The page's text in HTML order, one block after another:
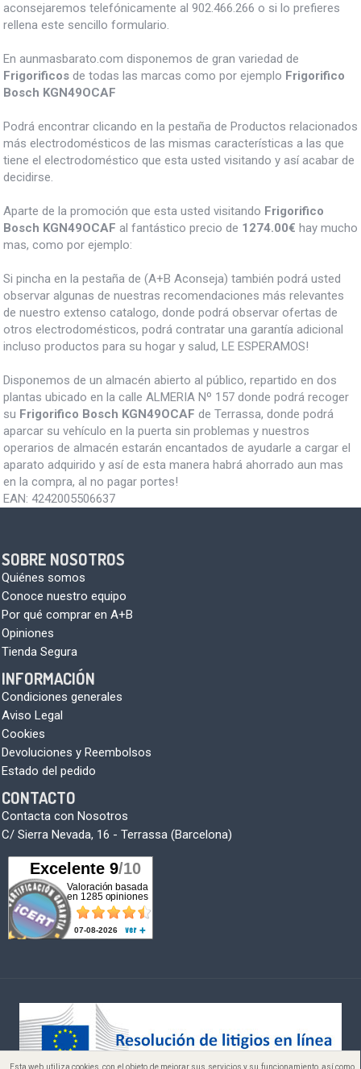
aconsejaremos telefónicamente al 902.466.266 o si lo prefieres
rellena este sencillo formulario.
En aunmasbarato.com disponemos de gran variedad de
Frigorificos de todas las marcas como por ejemplo Frigorifico
Bosch KGN49OCAF
Podrá encontrar clicando en la pestaña de Productos relacionados
más electrodomésticos de las mismas características a las que
tiene el electrodoméstico que esta usted visitando y así acabar de
decidirse.
Aparte de la promoción que esta usted visitando Frigorifico
Bosch KGN49OCAF al fantástico precio de 1274.00€ hay mucho
mas, como por ejemplo:
Si pincha en la pestaña de (A+B Aconseja) también podrá usted
observar algunas de nuestras recomendaciones más relevantes
de nuestro extenso catalogo, donde podrá observar ofertas de
otros electrodomésticos, podrá contratar una garantía adicional
incluso productos para su hogar y salud, LE ESPERAMOS!
Disponemos de un almacén abierto al público, repartido en dos
plantas ubicado en la calle ALMERIA Nº 157 donde podrá recoger
su Frigorifico Bosch KGN49OCAF de Terrassa, donde podrá
aparcar su vehículo en la puerta sin problemas y nuestros
operarios de almacén estarán encantados de ayudarle a cargar el
aparato adquirido y así de esta manera habrá ahorrado aun mas
en la compra, al no pagar portes!
EAN: 4242005506637
SOBRE NOSOTROS
Quiénes somos
Conoce nuestro equipo
Por qué comprar en A+B
Opiniones
Tienda Segura
INFORMACIÓN
Condiciones generales
Aviso Legal
Cookies
Devoluciones y Reembolsos
Estado del pedido
CONTACTO
Contacta con Nosotros
C/ Sierra Nevada, 16 - Terrassa (Barcelona)
Esta web utiliza cookies, con el objeto de mejorar sus servicios y su funcionamiento, así como